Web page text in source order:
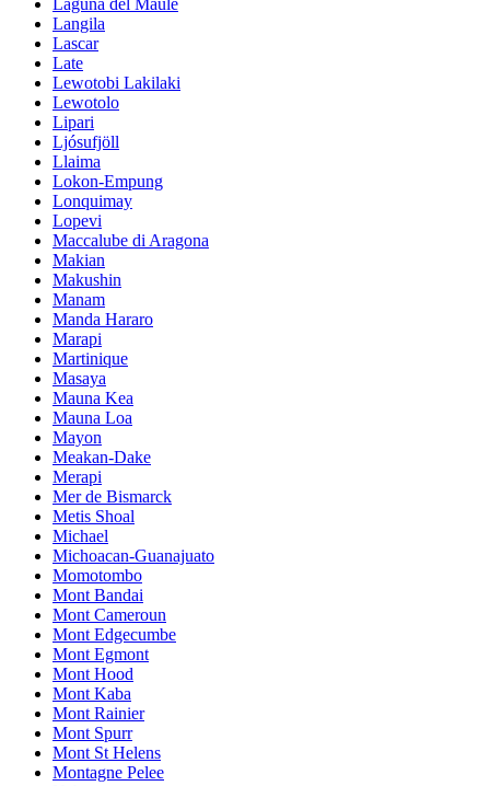
Laguna del Maule
Langila
Lascar
Late
Lewotobi Lakilaki
Lewotolo
Lipari
Ljósufjöll
Llaima
Lokon-Empung
Lonquimay
Lopevi
Maccalube di Aragona
Makian
Makushin
Manam
Manda Hararo
Marapi
Martinique
Masaya
Mauna Kea
Mauna Loa
Mayon
Meakan-Dake
Merapi
Mer de Bismarck
Metis Shoal
Michael
Michoacan-Guanajuato
Momotombo
Mont Bandai
Mont Cameroun
Mont Edgecumbe
Mont Egmont
Mont Hood
Mont Kaba
Mont Rainier
Mont Spurr
Mont St Helens
Montagne Pelee